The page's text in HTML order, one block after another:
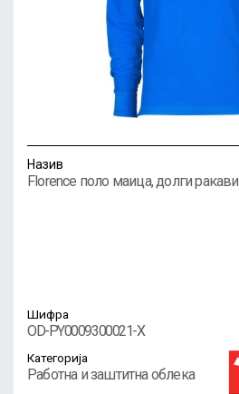
Назив
Florence поло маица, долги ракави
Шифра
OD-PY0009300021-X
Категорија
Работна и заштитна облека